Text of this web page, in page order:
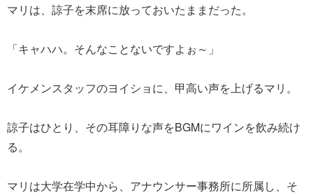
マリは、諒子を末席に放っておいたままだった。
「キャハハ。そんなことないですよぉ～」
イケメンスタッフのヨイショに、甲高い声を上げるマリ。
諒子はひとり、その耳障りな声をBGMにワインを飲み続け
る。
マリは大学在学中から、アナウンサー事務所に所属し、そ